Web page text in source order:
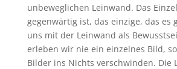
unbeweglichen Leinwand. Das
gegenwärtig ist, das einzige, das es
uns mit der Leinwand als
erleben wir nie ein einzelnes Bild,
Bilder ins Nichts verschwinden. Die